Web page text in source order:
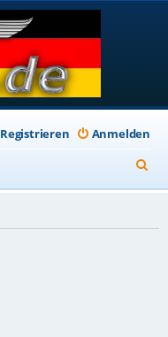
Anmelden
Registrieren
u